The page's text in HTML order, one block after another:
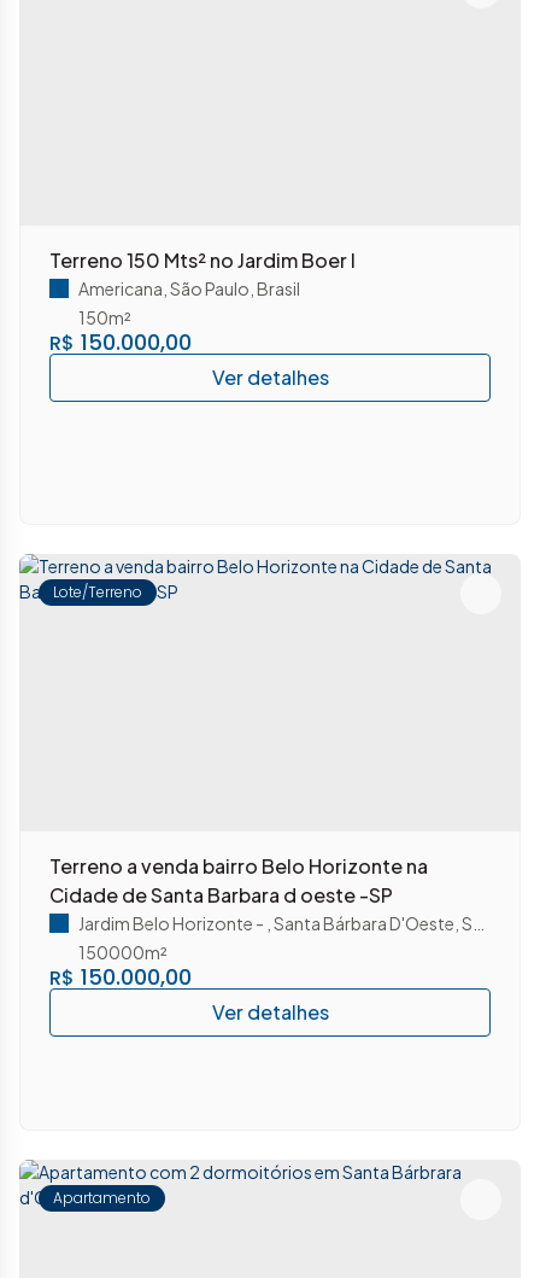
Terreno 150 Mts² no Jardim Boer I
R$ 150.000,00
Americana São Paulo Brasil
150m²
Lote/Terreno
Terreno a venda bairro Belo Horizonte na
Cidade de Santa Barbara d oeste -SP
R$ 150.000,00
Jardim Belo Horizonte Santa Bárbara D'Oeste São Paulo
150000m²
Apartamento